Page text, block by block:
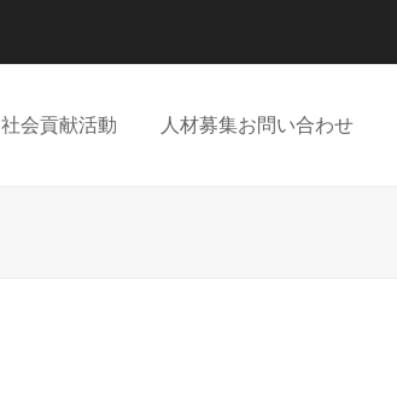
社会貢献活動 人材募集お問い合わせ